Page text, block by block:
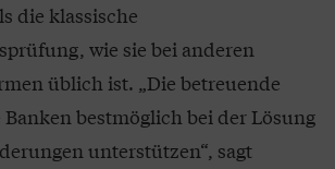
die klassische
wie sie bei anderen
üblich ist. „Die betreuende
bestmöglich bei der Lösung
unterstützen“, sagt